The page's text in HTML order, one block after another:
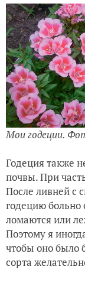
Мои годеции.
Годеция также
почвы. При
После ливней с
годецию больно
ломаются или
Поэтому я
чтобы оно было
сорта